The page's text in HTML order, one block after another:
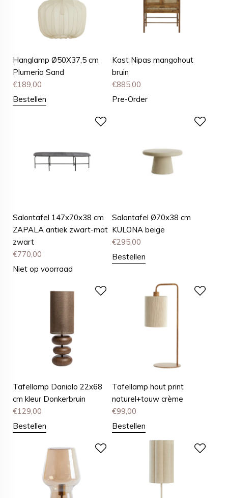
Hanglamp Ø50X37,5 cm
Plumeria Sand
€189,00
Bestellen
Kast Nipas mangohout
bruin
€885,00
Pre-Order
Salontafel 147x70x38 cm
ZAPALA antiek zwart-mat
zwart
€770,00
Niet op voorraad
Salontafel Ø70x38 cm
KULONA beige
€295,00
Bestellen
Tafellamp Danialo 22x68
cm kleur Donkerbruin
€129,00
Bestellen
Tafellamp hout print
naturel+touw crème
€99,00
Bestellen